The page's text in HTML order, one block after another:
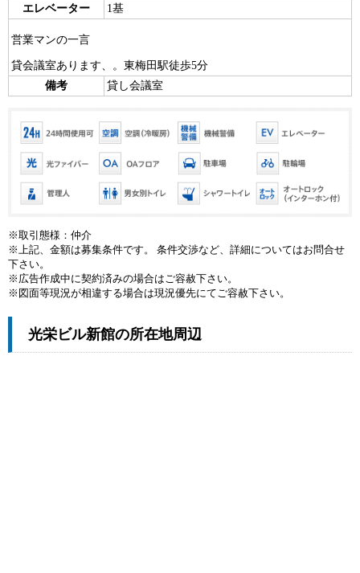
エレベーター 1基
営業マンの一言
貸会議室あります、。東梅田駅徒歩5分
備考
貸し会議室
※取引態様：仲介
※上記、金額は募集条件です。 条件交渉など、詳細についてはお問合せ
下さい。
※広告作成中に契約済みの場合はご容赦下さい。
※図面等現況が相違する場合は現況優先にてご容赦下さい。
光栄ビル新館の所在地周辺